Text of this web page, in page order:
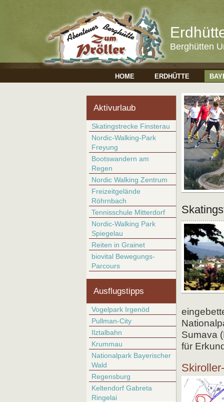
Berghütten
HOME ERDHÜTTE
Aktivurlaub
Skatingstrecke Finsterau
Nordic-Walking-Park
Freyung
Bootswandern am
Regen
Nordic Walking Zentrum
Freizeitgelände
Röhrnbach
Tennisschule Mitterdorf
Nordic-Walking Park
Spiegelau
Reiten in Grainet
biovital Bewegungs-
Parcours
Ausflugstipps
Vogelpark Irgenöd
Pullman-City
Ilztalbahn
Krummau
Nationalpark Bayerischer
Wald
Regensburg
Keltendorf Gabreta
Ringelai
Sumava
für